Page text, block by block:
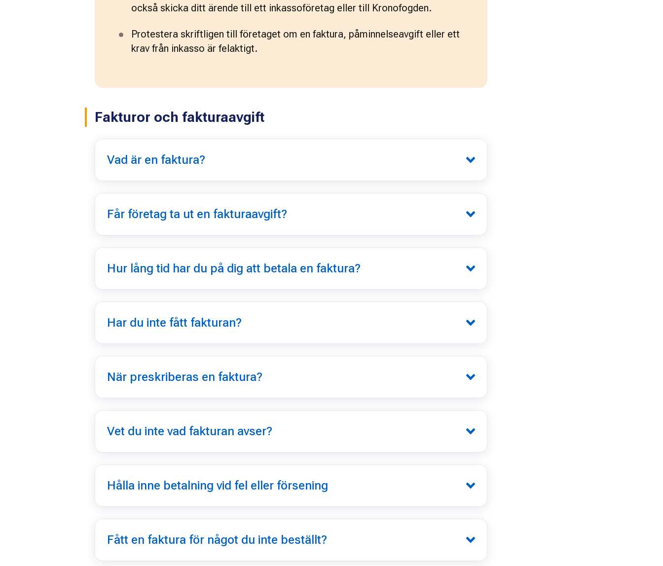
också skicka ditt ärende till ett inkassoföretag eller till Kronofogden.
Protestera skriftligen till företaget om en faktura, påminnelseavgift eller ett
krav från inkasso är felaktigt.
Fakturor och fakturaavgift
Vad är en faktura?
Får företag ta ut en fakturaavgift?
Hur lång tid har du på dig att betala en faktura?
Har du inte fått fakturan?
När preskriberas en faktura?
Vet du inte vad fakturan avser?
Hålla inne betalning vid fel eller försening
Fått en faktura för något du inte beställt?